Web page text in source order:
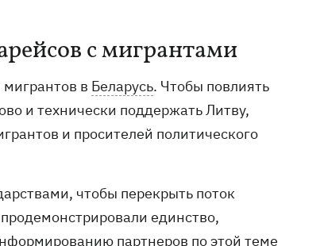
с мигрантами
в Беларусь. Чтобы повлиять
и технически поддержать Литву,
и просителей политического
чтобы перекрыть поток
единство,
партнеров по этой теме